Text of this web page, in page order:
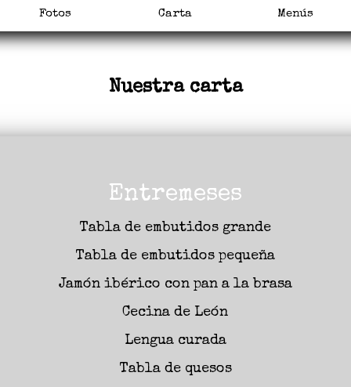
Fotos Carta Menús
Nuestra carta
Entremeses
Tabla de embutidos grande
Tabla de embutidos pequeña
Jamón ibérico con pan a la brasa
Cecina de León
Lengua curada
Tabla de quesos